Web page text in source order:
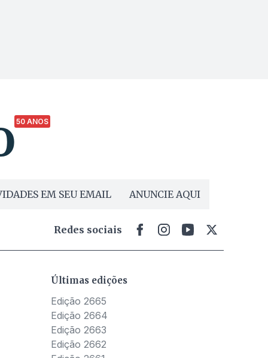
50 ANOS
EM SEU EMAIL ANUNCIE AQUI
Redes sociais
Últimas edições
Edição 2665
Edição 2664
Edição 2663
Edição 2662